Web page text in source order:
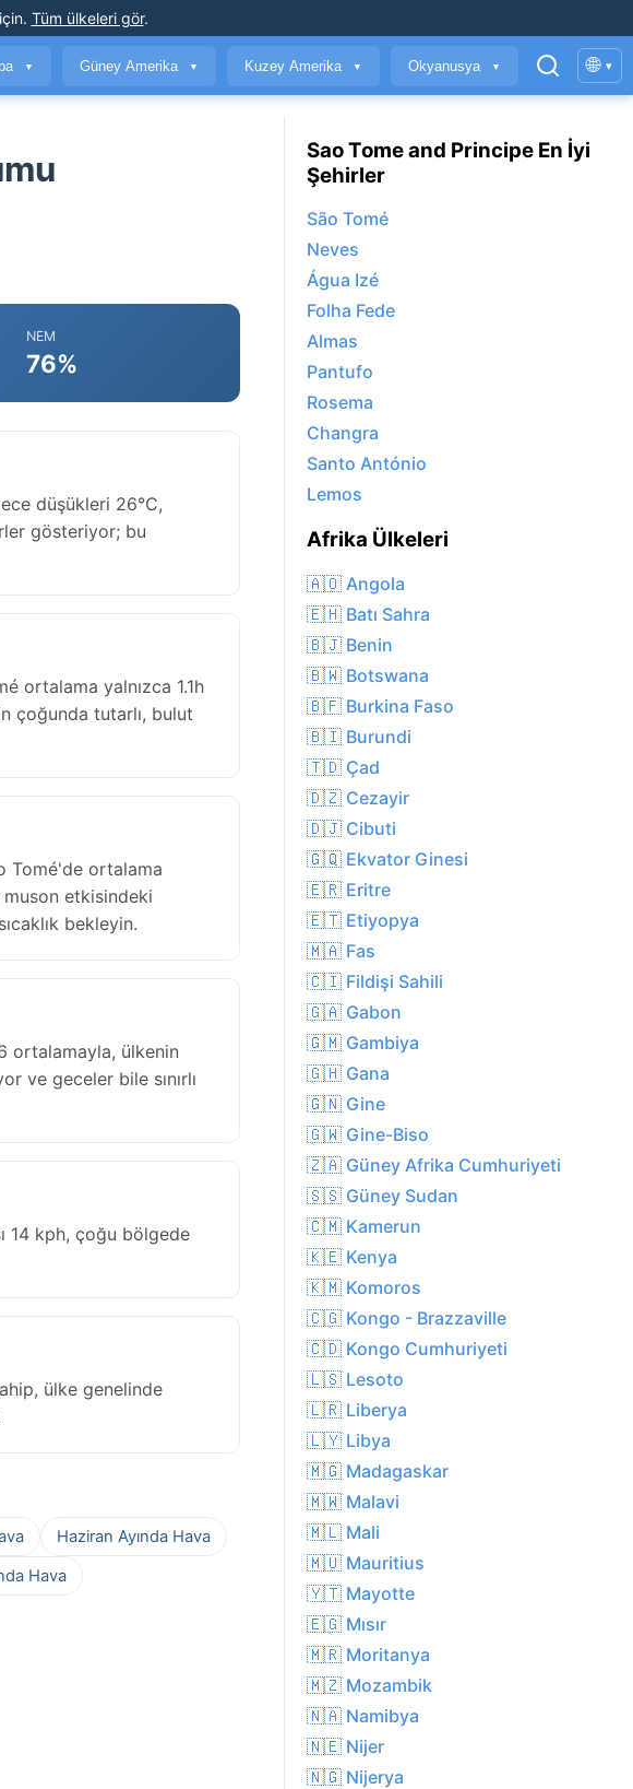
. Tüm ülkeleri gör.
▼ Güney Amerika ▼ Kuzey Amerika ▼ Okyanusya ▼ 🌐 ▾
NEM
76%
düşükleri 26°C,
gösteriyor; bu
ortalama yalnızca 1.1h
çoğunda tutarlı, bulut
Tomé'de ortalama
etkisindeki
bekleyin.
ortalamayla, ülkenin
ve geceler bile sınırlı
14 kph, çoğu bölgede
ülke genelinde
Haziran Ayında Hava
Hava
Sao Tome and Principe En İyi
Şehirler
São Tomé
Neves
Água Izé
Folha Fede
Almas
Pantufo
Rosema
Changra
Santo António
Lemos
Afrika Ülkeleri
🇦🇴 Angola
🇪🇭 Batı Sahra
🇧🇯 Benin
🇧🇼 Botswana
🇧🇫 Burkina Faso
🇧🇮 Burundi
🇹🇩 Çad
🇩🇿 Cezayir
🇩🇯 Cibuti
🇬🇶 Ekvator Ginesi
🇪🇷 Eritre
🇪🇹 Etiyopya
🇲🇦 Fas
🇨🇮 Fildişi Sahili
🇬🇦 Gabon
🇬🇲 Gambiya
🇬🇭 Gana
🇬🇳 Gine
🇬🇼 Gine-Biso
🇿🇦 Güney Afrika Cumhuriyeti
🇸🇸 Güney Sudan
🇨🇲 Kamerun
🇰🇪 Kenya
🇰🇲 Komoros
🇨🇬 Kongo - Brazzaville
🇨🇩 Kongo Cumhuriyeti
🇱🇸 Lesoto
🇱🇷 Liberya
🇱🇾 Libya
🇲🇬 Madagaskar
🇲🇼 Malavi
🇲🇱 Mali
🇲🇺 Mauritius
🇾🇹 Mayotte
🇪🇬 Mısır
🇲🇷 Moritanya
🇲🇿 Mozambik
🇳🇦 Namibya
🇳🇪 Nijer
🇳🇬 Nijerya